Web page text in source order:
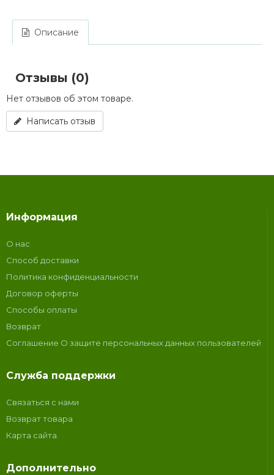
Описание
Отзывы (0)
Нет отзывов об этом товаре.
Написать отзыв
Информация
О нас
Способ доставки
Политика конфиденциальности
Договор оферты
Способы оплаты
Возврат
Соглашение О защите персональных данных пользователей
Служба поддержки
Связаться с нами
Возврат товара
Карта сайта
Дополнительно